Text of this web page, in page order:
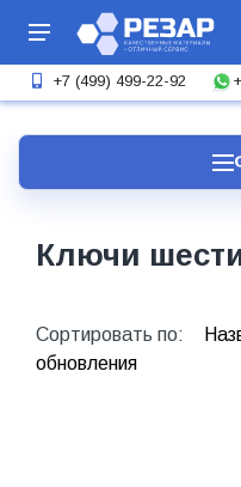
+7 (499) 499-22-92
Ключи
Сортировать по:
обновления